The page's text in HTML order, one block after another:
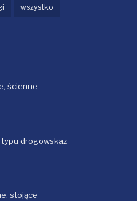
wszystko
ścienne
drogowskaz
stojące